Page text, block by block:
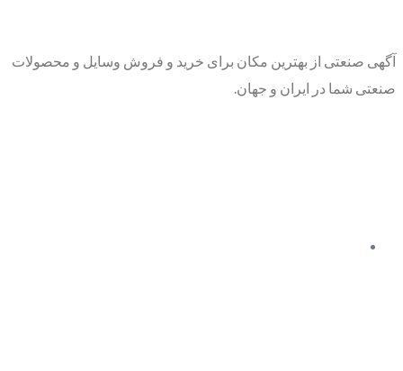
آگهی صنعتی از بهترین مکان برای خرید و فروش وسایل و محصولات
صنعتی شما در ایران و جهان.